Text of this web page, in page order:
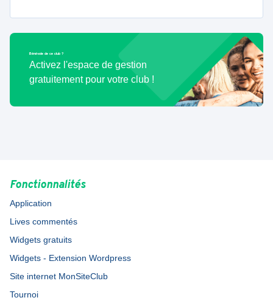
Bénévole de ce club ?
Activez l'espace de gestion
gratuitement pour votre club !
Fonctionnalités
Application
Lives commentés
Widgets gratuits
Widgets - Extension Wordpress
Site internet MonSiteClub
Tournoi